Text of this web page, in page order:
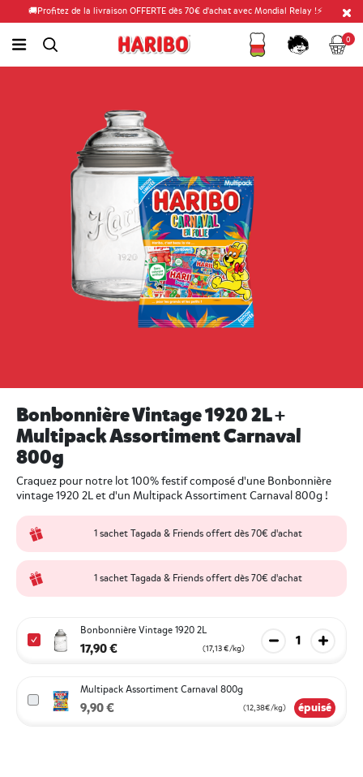
🚚Profitez de la livraison OFFERTE dès 70€ d'achat avec Mondial Relay !⚡
link.header.menu.label
simplesearch.search.label Fidélité
Compte
Panier
0
Bonbonnière Vintage 1920 2L +
Multipack Assortiment Carnaval
800g
Craquez pour notre lot 100% festif composé d'une Bonbonnière
vintage 1920 2L et d'un Multipack Assortiment Carnaval 800g !
1 sachet Tagada & Friends offert dès 70€ d'achat
1 sachet Tagada & Friends offert dès 70€ d'achat
Bonbonnière Vintage 1920 2L
17,90 € (17,13 €/kg) Diminuer la
Multipack Assortiment Carnaval 800g
9,90 € (12,38€/kg) épuisé